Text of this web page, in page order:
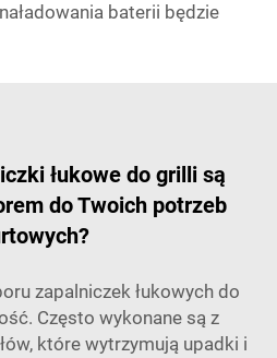
baterii będzie
łukowe do grilli są
do Twoich potrzeb
zapalniczek łukowych do
Często wykonane są z
które wytrzymują upadki i